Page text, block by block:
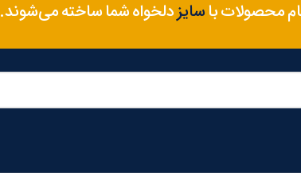
محصولات باسایزدلخواه شما ساخته می‌شوند.